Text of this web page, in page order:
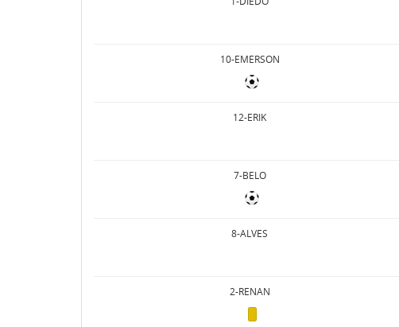
10-EMERSON
12-ERIK
7-BELO
8-ALVES
2-RENAN